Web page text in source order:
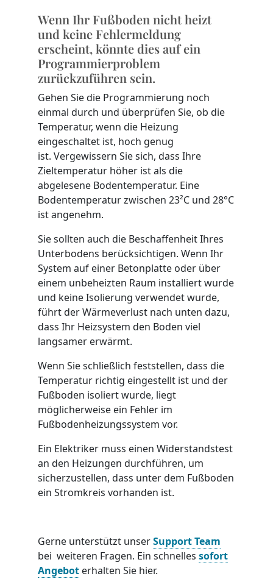
Wenn Ihr Fußboden nicht heizt
und keine Fehlermeldung
erscheint, könnte dies auf ein
Programmierproblem
zurückzuführen sein.
Gehen Sie die Programmierung noch
einmal durch und überprüfen Sie, ob die
Temperatur, wenn die Heizung
eingeschaltet ist, hoch genug
ist. Vergewissern Sie sich, dass Ihre
Zieltemperatur höher ist als die
abgelesene Bodentemperatur. Eine
Bodentemperatur zwischen 23²C und 28°C
ist angenehm.
Sie sollten auch die Beschaffenheit Ihres
Unterbodens berücksichtigen. Wenn Ihr
System auf einer Betonplatte oder über
einem unbeheizten Raum installiert wurde
und keine Isolierung verwendet wurde,
führt der Wärmeverlust nach unten dazu,
dass Ihr Heizsystem den Boden viel
langsamer erwärmt.
Wenn Sie schließlich feststellen, dass die
Temperatur richtig eingestellt ist und der
Fußboden isoliert wurde, liegt
möglicherweise ein Fehler im
Fußbodenheizungssystem vor.
Ein Elektriker muss einen Widerstandstest
an den Heizungen durchführen, um
sicherzustellen, dass unter dem Fußboden
ein Stromkreis vorhanden ist.
Gerne unterstützt unserSupport Team
bei weiteren Fragen. Ein schnelles sofort
Angebot erhalten Sie hier.